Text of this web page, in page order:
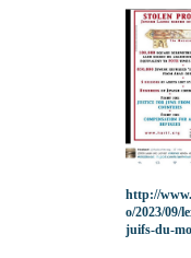
http://
o/2023/09/
juifs-du-